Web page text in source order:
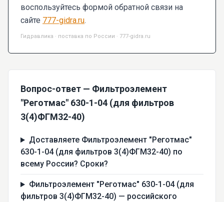
воспользуйтесь формой обратной связи на
сайте 777-gidra.ru.
Гидравлика · поставка по России · 777-gidra.ru
Вопрос-ответ — Фильтроэлемент
"Реготмас" 630-1-04 (для фильтров
3(4)ФГМ32-40)
Доставляете Фильтроэлемент "Реготмас"
630-1-04 (для фильтров 3(4)ФГМ32-40) по
всему России? Сроки?
Фильтроэлемент "Реготмас" 630-1-04 (для
фильтров 3(4)ФГМ32-40) — российского